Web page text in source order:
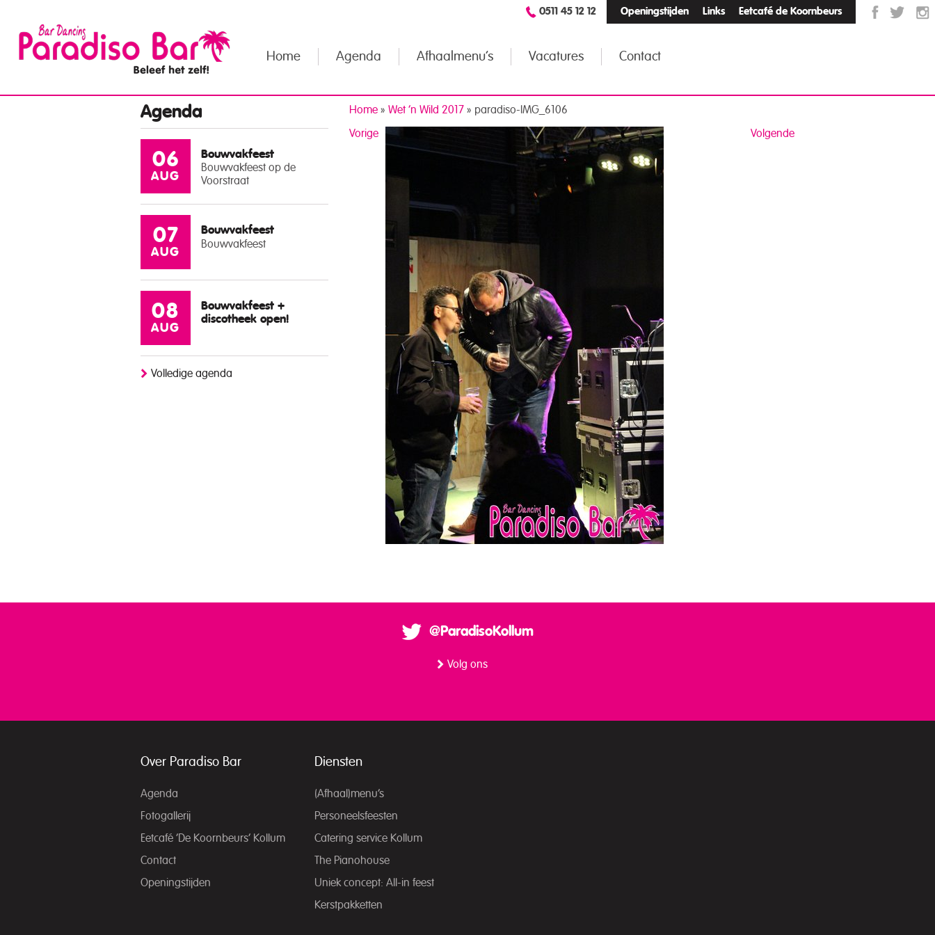
Openingstijden Links Eetcafé de Koornbeurs
0511 45 12 12
Home Agenda Afhaalmenu’s Vacatures Contact
Agenda
06
AUG
Bouwvakfeest
Bouwvakfeest op de
Voorstraat
07
AUG
Bouwvakfeest
Bouwvakfeest
08
AUG
Bouwvakfeest +
discotheek open!
Volledige agenda
Home » Wet ’n Wild 2017 » paradiso-IMG_6106
Volgende
Vorige
@ParadisoKollum
Volg ons
Over Paradiso Bar
Agenda
Fotogallerij
Eetcafé ‘De Koornbeurs’ Kollum
Contact
Openingstijden
Diensten
(Afhaal)menu’s
Personeelsfeesten
Catering service Kollum
The Pianohouse
Uniek concept: All-in feest
Kerstpakketten